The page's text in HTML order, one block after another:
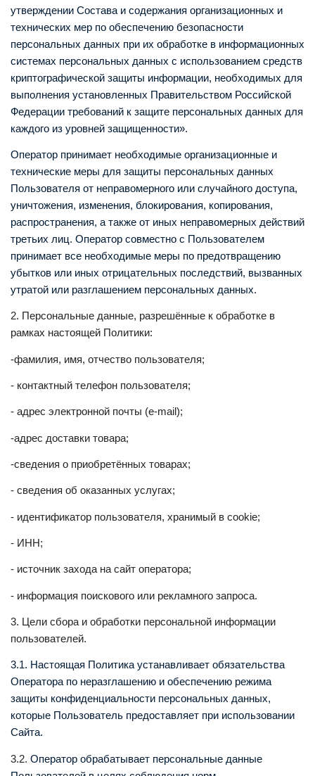
утверждении Состава и содержания организационных и
технических мер по обеспечению безопасности
персональных данных при их обработке в информационных
системах персональных данных с использованием средств
криптографической защиты информации, необходимых для
выполнения установленных Правительством Российской
Федерации требований к защите персональных данных для
каждого из уровней защищенности».
Оператор принимает необходимые организационные и
технические меры для защиты персональных данных
Пользователя от неправомерного или случайного доступа,
уничтожения, изменения, блокирования, копирования,
распространения, а также от иных неправомерных действий
третьих лиц. Оператор совместно с Пользователем
принимает все необходимые меры по предотвращению
убытков или иных отрицательных последствий, вызванных
утратой или разглашением персональных данных.
2. Персональные данные, разрешённые к обработке в
рамках настоящей Политики:
-фамилия, имя, отчество пользователя;
- контактный телефон пользователя;
- адрес электронной почты (e-mail);
-адрес доставки товара;
-сведения о приобретённых товарах;
- сведения об оказанных услугах;
- идентификатор пользователя, хранимый в cookie;
- ИНН;
- источник захода на сайт оператора;
- информация поискового или рекламного запроса.
3. Цели сбора и обработки персональной информации
пользователей.
3.1. Настоящая Политика устанавливает обязательства
Оператора по неразглашению и обеспечению режима
защиты конфиденциальности персональных данных,
которые Пользователь предоставляет при использовании
Сайта.
3.2. Оператор обрабатывает персональные данные